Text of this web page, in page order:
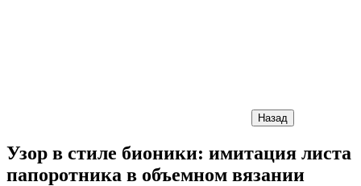
Назад
Узор в стиле бионики: имитация листа
папоротника в объемном вязании